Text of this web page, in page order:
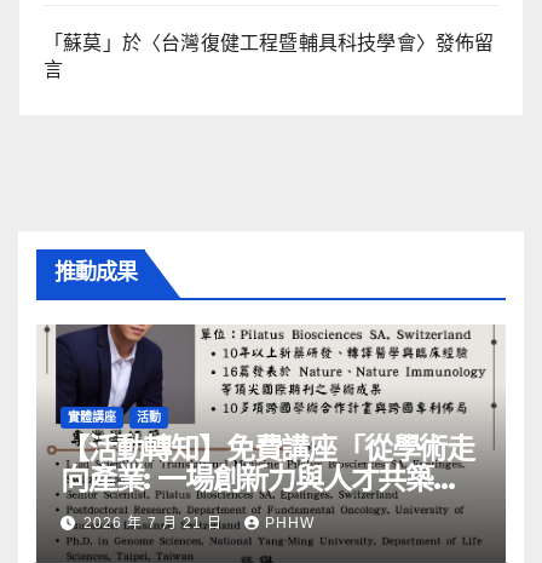
「蘇莫 」於〈台灣復健工程暨輔具科技學會〉發佈留
言
推動成果
實體講座 活動
【活動轉知】免費講座「從學術走
向產業: ⼀場創新力與⼈才共築的
旅程」
2026 年 7 月 21 日 PHHW